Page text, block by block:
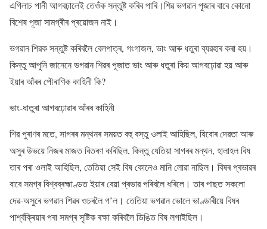
এগিলাচ পানী আগবঢ়ালেই তেওঁক সন্তুষ্ট কৰিব পাৰি।শিৱ ভগৱান পূজাৰ বাবে কোনো
বিশেষ পূজা সামগ্ৰীৰ প্ৰয়োজন নাই।
ভগৱান শিৱক সন্তুষ্ট কৰিবলৈ বেলপাত্ৰ, গংগাজল, ভাং আৰু ধতুৰা ব্যৱহাৰ কৰা হয়।
কিন্তু আপুনি জানেনে ভগৱান শিৱৰ পূজাত ভাং আৰু ধতুৰা কিয় আগবঢ়োৱা হয় আৰু
ইয়াৰ আঁৰৰ পৌৰাণিক কাহিনী কি?
ভাং-ধাতুৰা আগবঢ়োৱাৰ আঁৰৰ কাহিনী
শিৱ পুৰাণৰ মতে, সাগৰৰ মন্থনৰ সময়ত বহু বস্তু ওলাই আহিছিল, যিবোৰ দেৱতা আৰু
অসুৰ উভয়ে নিজৰ মাজত বিতৰণ কৰিছিল, কিন্তু যেতিয়া সাগৰৰ মন্থন, হালাহল বিষ
তাৰ পৰা ওলাই আহিছিল, তেতিয়া সেই বিষ কোনেও মানি লোৱা নাছিল। বিষৰ প্ৰভাৱৰ
বাবে সমগ্ৰ বিশ্বব্ৰহ্মাণ্ডত ইয়াৰ বেয়া প্ৰভাৱ পৰিবলৈ ধৰিলে। তাৰ পাছত সকলো
দেৱ-অসুৰে ভগৱান শিৱৰ ওচৰলৈ গ’ল। তেতিয়া ভগৱান ভোলে ভাণ্ডাৰীয়ে বিষৰ
পাৰ্শ্বক্ৰিয়াৰ পৰা সমগ্ৰ সৃষ্টিক ৰক্ষা কৰিবলৈ ডিঙিত বিষ লগাইছিল।